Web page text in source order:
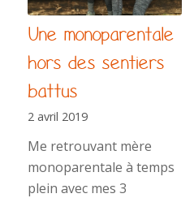
Une monoparentale
hors des sentiers
battus
2 avril 2019
Me retrouvant mère
monoparentale à temps
plein avec mes 3